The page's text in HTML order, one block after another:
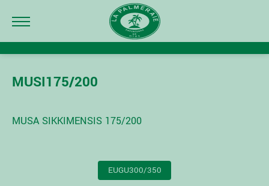
MUSI175/200
MUSA SIKKIMENSIS 175/200
EUGU300/350